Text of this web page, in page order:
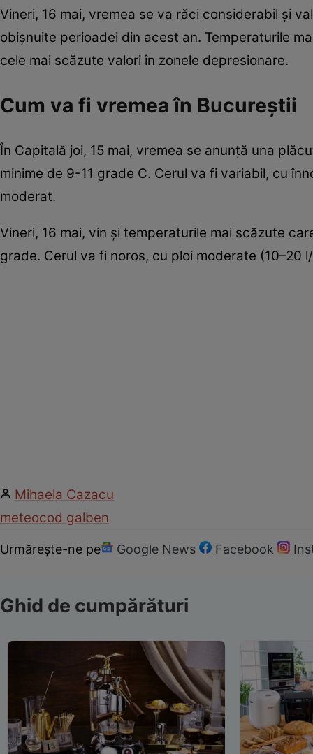
Vineri, 16 mai, vremea se va răci considerabil și
obișnuite perioadei din acest an. Temperaturile
cele mai scăzute valori în zonele depresionare.
Cum va fi vremea în Bucureștii
În Capitală joi, 15 mai, vremea se anunță una
minime de 9-11 grade C. Cerul va fi variabil, cu
moderat.
Vineri, 16 mai, vin și temperaturile mai scăzute
grade. Cerul va fi noros, cu ploi moderate
Mihaela Cazacu
meteocod galben
Urmărește-ne pe Google News Facebook
Ghid de cumpărături